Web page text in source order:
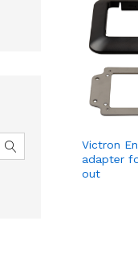
Victron
adapter
out